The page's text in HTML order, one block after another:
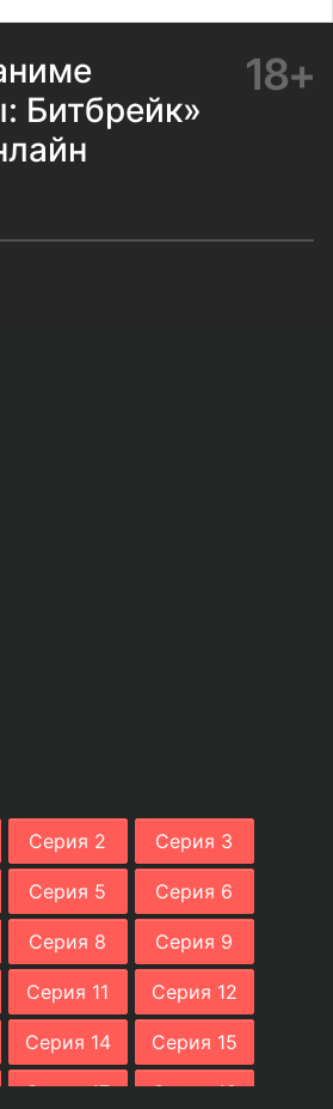
Битбрейк»
18+
Серия 2 Серия 3
Серия 5 Серия 6
Серия 8 Серия 9
Серия 11 Серия 12
Серия 14 Серия 15
Серия 17 Серия 18